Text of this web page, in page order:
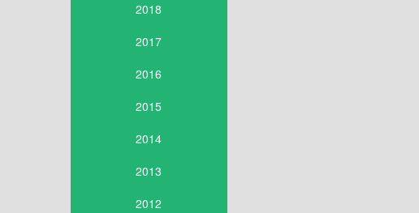
2018
2017
2016
2015
2014
2013
2012